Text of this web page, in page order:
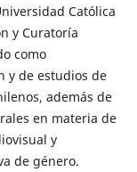
Católica
y Curatoría
como
y de estudios de
además de
en materia de
y
de género.